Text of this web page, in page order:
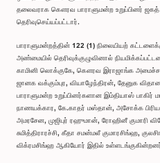
தலைவராக கௌரவ பாராளுமன்ற உறுப்பினர் ஜகத்
தெரிவுசெய்யப்பட்டார்.
பாராளுமன்றத்தின் 122 (1) நிலையியற்
அண்மையில் தெரிவுக்குழுவினால்
காமினி லொக்குகே, கௌரவ இராஜாங்க
ஜானக வக்கும்புர, வியாழேந்திரன், தேனுக
பாராளுமன்ற உறுப்பினர்களான இம்தியாஸ் பாகிர்
நாணயக்கார, கே.காதர் மஸ்தான், அசோக்க
அமரசேன, முஜிபுர் ரஹுமான், ரோஹினீ குமாரி
சுமித்திராரச்சி, கீதா சமன்மலீ குமாரசிங்ஹ,
விக்ரமசிங்ஹ ஆகியோர் இதில்